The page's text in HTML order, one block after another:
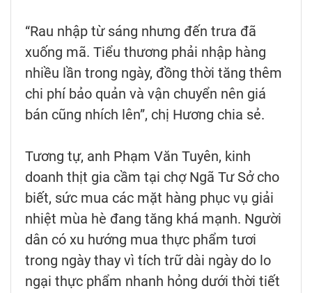
“Rau nhập từ sáng nhưng đến trưa đã
xuống mã. Tiểu thương phải nhập hàng
nhiều lần trong ngày, đồng thời tăng thêm
chi phí bảo quản và vận chuyển nên giá
bán cũng nhích lên”, chị Hương chia sẻ.
Tương tự, anh Phạm Văn Tuyên, kinh
doanh thịt gia cầm tại chợ Ngã Tư Sở cho
biết, sức mua các mặt hàng phục vụ giải
nhiệt mùa hè đang tăng khá mạnh. Người
dân có xu hướng mua thực phẩm tươi
trong ngày thay vì tích trữ dài ngày do lo
ngại thực phẩm nhanh hỏng dưới thời tiết